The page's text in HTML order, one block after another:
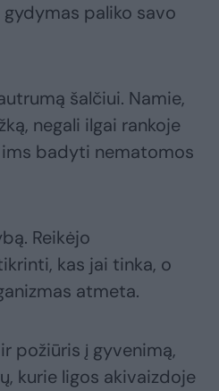
paliko savo
šalčiui. Namie,
negali ilgai rankoje
badyti nematomos
Reikėjo
kas jai tinka, o
atmeta.
požiūris į gyvenimą,
kurie ligos akivaizdoje